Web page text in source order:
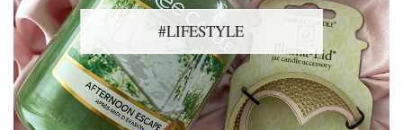
#LIFESTYLE